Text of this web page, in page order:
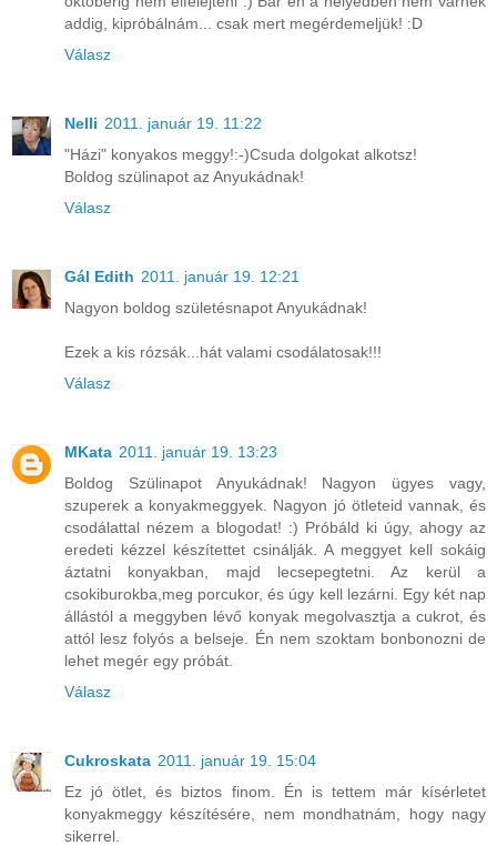
addig, kipróbálnám... csak mert megérdemeljük! :D
Válasz
Nelli 2011. január 19. 11:22
"Házi" konyakos meggy!:-)Csuda dolgokat alkotsz!
Boldog szülinapot az Anyukádnak!
Válasz
Gál Edith 2011. január 19. 12:21
Nagyon boldog születésnapot Anyukádnak!
Ezek a kis rózsák...hát valami csodálatosak!!!
Válasz
MKata 2011. január 19. 13:23
Boldog Szülinapot Anyukádnak! Nagyon ügyes vagy,
szuperek a konyakmeggyek. Nagyon jó ötleteid vannak, és
csodálattal nézem a blogodat! :) Próbáld ki úgy, ahogy az
eredeti kézzel készítettet csinálják. A meggyet kell sokáig
áztatni konyakban, majd lecsepegtetni. Az kerül a
csokiburokba,meg porcukor, és úgy kell lezárni. Egy két nap
állástól a meggyben lévő konyak megolvasztja a cukrot, és
attól lesz folyós a belseje. Én nem szoktam bonbonozni de
lehet megér egy próbát.
Válasz
Cukroskata 2011. január 19. 15:04
Ez jó ötlet, és biztos finom. Én is tettem már kísérletet
konyakmeggy készítésére, nem mondhatnám, hogy nagy
sikerrel.